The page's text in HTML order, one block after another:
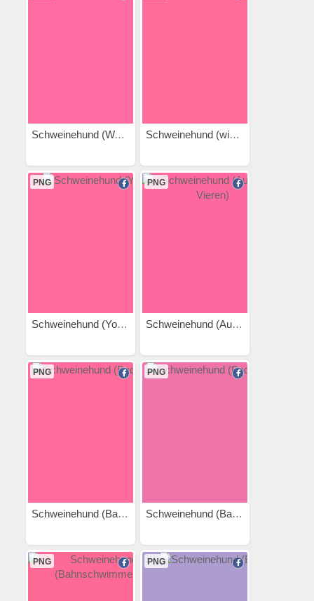
Schweinehund (Walken 2) Schweinehund (winkt 2)
PNG
Schweinehund (Yoga)
PNG
Schweinehund (Auf allen...
PNG
Schweinehund (Badeente)
PNG
Schweinehund (Badetuch)
PNG PNG